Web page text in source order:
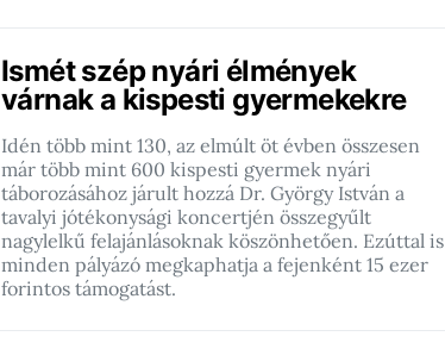
Ismét szép nyári élmények
várnak a kispesti gyermekekre
Idén több mint 130, az elmúlt öt évben összesen
már több mint 600 kispesti gyermek nyári
táborozásához járult hozzá Dr. György István a
tavalyi jótékonysági koncertjén összegyűlt
nagylelkű felajánlásoknak köszönhetően. Ezúttal is
minden pályázó megkaphatja a fejenként 15 ezer
forintos támogatást.